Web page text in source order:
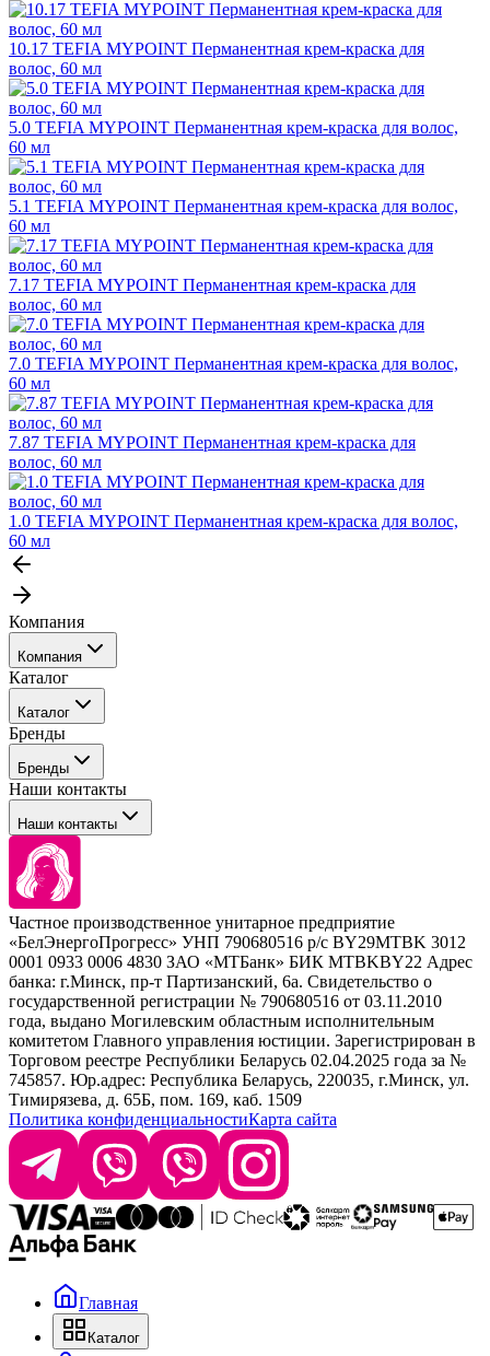
10.17 TEFIA MYPOINT Перманентная крем-краска для
волос, 60 мл
5.0 TEFIA MYPOINT Перманентная крем-краска для волос,
60 мл
5.1 TEFIA MYPOINT Перманентная крем-краска для волос,
60 мл
7.17 TEFIA MYPOINT Перманентная крем-краска для
волос, 60 мл
7.0 TEFIA MYPOINT Перманентная крем-краска для волос,
60 мл
7.87 TEFIA MYPOINT Перманентная крем-краска для
волос, 60 мл
1.0 TEFIA MYPOINT Перманентная крем-краска для волос,
60 мл
Компания
Компания
События
Покупателю
Каталог
Каталог
Профессиональные средства для окрашивания волос
Сервисные средства
Уход
Стайлинг
Брови и ресницы
Барберинг
Наборы
Расходные материалы
Бренды
Бренды
Tefia
Concept
Kezy
Barex
Sim Sensitive
Kebren
Selective Professional
White Line
Наши контакты
Наши контакты
+ 375 44 7233514
+ 375 29 1649505
info@krasabel.by
Офис: г. Минск, ул. Тимирязева 65Б, офис 1509
Склад: г. Минск, ул. Домбровская, 15
Время работы: пн–чт 9:00–17:30, пт 9:00–17:00
Частное производственное унитарное предприятие
«БелЭнергоПрогресс» УНП 790680516 р/с BY29MTBK 3012
0001 0933 0006 4830 ЗАО «МТБанк» БИК MTBKBY22 Адрес
банка: г.Минск, пр-т Партизанский, 6а. Свидетельство о
государственной регистрации № 790680516 от 03.11.2010
года, выдано Могилевским областным исполнительным
комитетом Главного управления юстиции. Зарегистрирован в
Торговом реестре Республики Беларусь 02.04.2025 года за №
745857. Юр.адрес: Республика Беларусь, 220035, г.Минск, ул.
Тимирязева, д. 65Б, пом. 169, каб. 1509
Политика конфиденциальностиКарта сайта
Главная
Каталог